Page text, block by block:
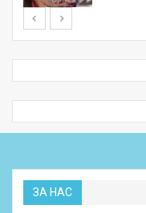
ЗА НАС